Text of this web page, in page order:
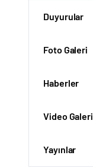
Duyurular
Foto Galeri
Haberler
Video Galeri
Yayınlar